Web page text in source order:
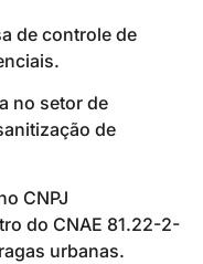
de controle de
no setor de
de
CNPJ
do CNAE 81.22-2-
urbanas.